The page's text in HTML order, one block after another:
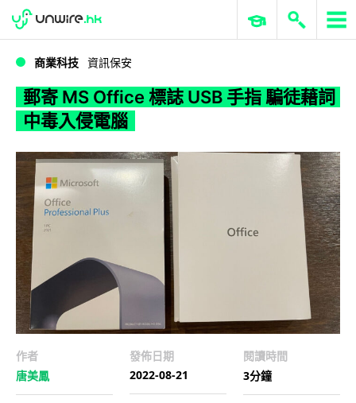
WWDC 2026 ERP 與商業 AI
商業科技 資訊保安
郵寄 MS Office 標誌 USB 手指 騙徒藉詞
中毒入侵電腦
作者
唐美鳳
發佈日期
2022-08-21
閱讀時間
3分鐘